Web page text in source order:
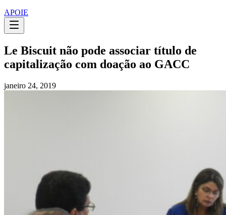
APOIE
Le Biscuit não pode associar título de
capitalização com doação ao GACC
janeiro 24, 2019